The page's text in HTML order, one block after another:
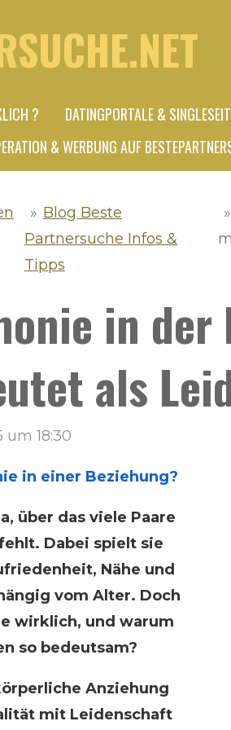
? DATINGPORTALE &
& WERBUNG AUF
» Blog Beste
Partnersuche Infos &
Tipps
»
in
als
18:30
in einer Beziehung?
über das viele Paare
Dabei spielt sie
Nähe und
vom Alter. Doch
wirklich, und warum
so bedeutsam?
Anziehung
mit Leidenschaft